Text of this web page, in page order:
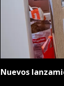
Nuevos